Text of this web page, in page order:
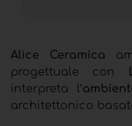
Alice Ceramica
progettuale con
interpreta l’
architettonico